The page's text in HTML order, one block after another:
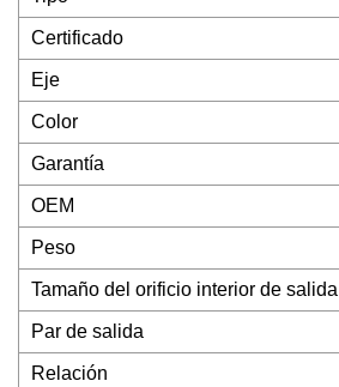
Certificado
Eje
Color
Garantía
OEM
Peso
Tamaño del orificio interior de salida
Par de salida
Relación